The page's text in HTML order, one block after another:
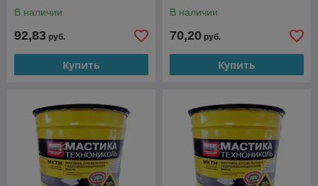
В наличии
92,83 руб.
Купить
МБПХ (МКТН) (10кг)
В наличии
70,20 руб.
Купить